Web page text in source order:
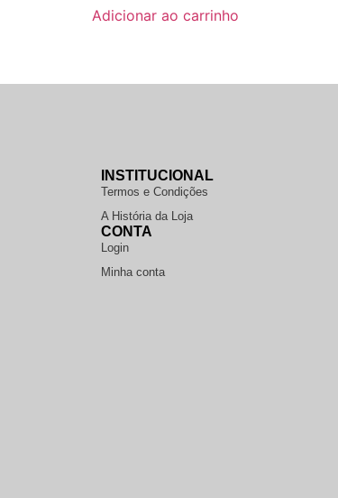
Adicionar ao carrinho
INSTITUCIONAL
Termos e Condições
A História da Loja
CONTA
Login
Minha conta